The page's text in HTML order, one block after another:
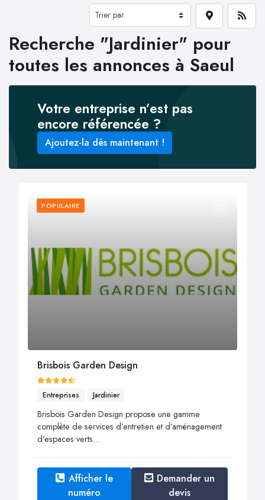
Recherche "Jardinier" pour
toutes les annonces à Saeul
Votre entreprise n’est pas
encore référencée ?
Ajoutez-la dès maintenant !
POPULAIRE
Brisbois Garden Design
Entreprises Jardinier
Brisbois Garden Design propose une gamme
complète de services d’entretien et d’aménagement
d’espaces verts...
Afficher le
numéro
Demander un
devis